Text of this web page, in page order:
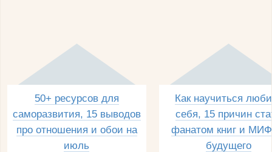
50+ ресурсов для
саморазвития, 15 выводов
про отношения и обои на
июль
Как научиться
себя, 15 причин
фанатом книг и
будущего